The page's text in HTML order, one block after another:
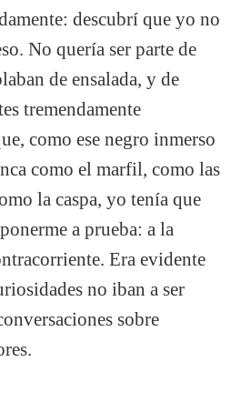
descubrí que yo no
No quería ser parte de
de ensalada, y de
tremendamente
como ese negro inmerso
como el marfil, como las
la caspa, yo tenía que
a prueba: a la
Era evidente
no iban a ser
sobre